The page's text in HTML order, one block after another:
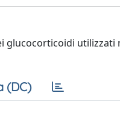
glucocorticoidi utilizzati
(DC)